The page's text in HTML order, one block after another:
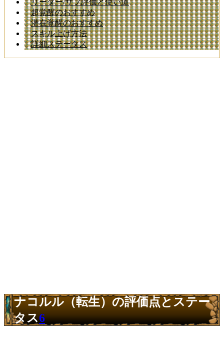
リーダー/サブ評価と使い道
超覚醒のおすすめ
潜在覚醒のおすすめ
スキル上げ方法
詳細ステータス
ナコルル（転生）の評価点とステー
タス6